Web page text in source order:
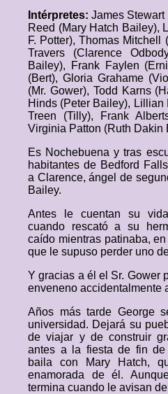
Intérpretes: James Stewart
Reed (Mary Hatch Bailey),
F. Potter), Thomas
Travers (Clarence
Bailey), Frank Faylen
(Bert), Gloria Grahame
(Mr. Gower), Todd Karns
Hinds (Peter Bailey),
Treen (Tilly), Frank
Virginia Patton (Ruth Dakin
Es Nochebuena y tras
habitantes de Bedford
a Clarence, ángel de
Bailey.
Antes le cuentan su
cuando rescató a su
caído mientras patinaba,
que le supuso perder uno
Y gracias a él el Sr. Gower
enveneno accidentalmente
Años más tarde George
universidad. Dejará su
de viajar y de construir
antes a la fiesta de fin
baila con Mary Hatch,
enamorada de él.
termina cuando le avisan